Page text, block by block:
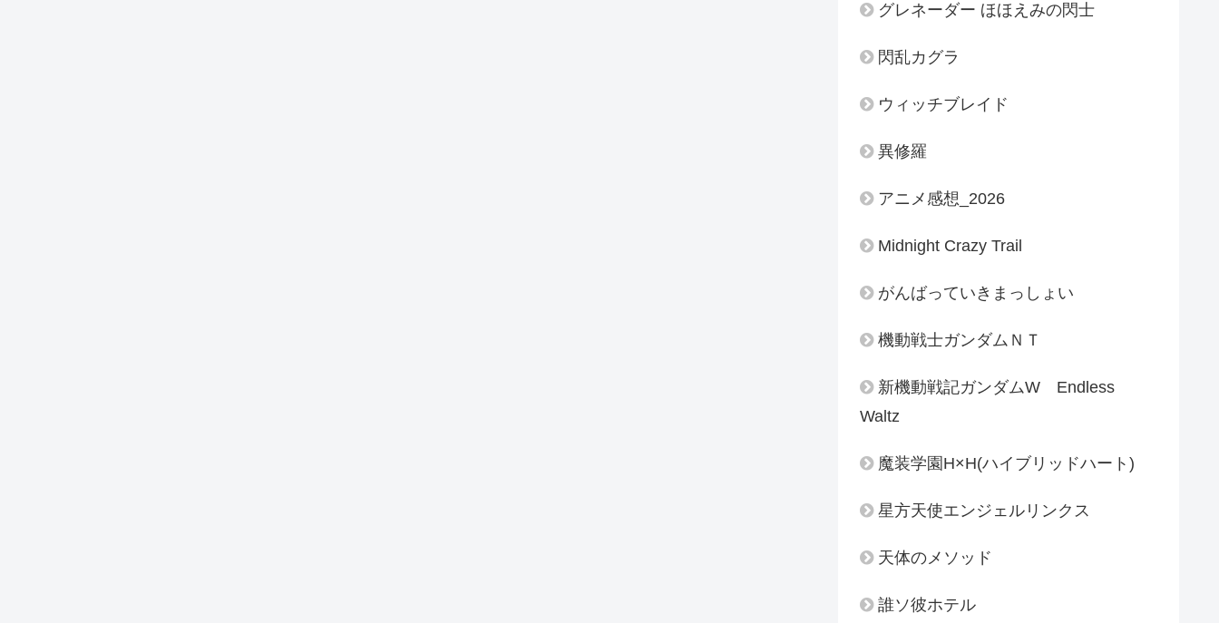
グレネーダー ほほえみの閃士
閃乱カグラ
ウィッチブレイド
異修羅
アニメ感想_2026
Midnight Crazy Trail
がんばっていきまっしょい
機動戦士ガンダムＮＴ
新機動戦記ガンダムW Endless
Waltz
魔装学園H×H(ハイブリッドハート)
星方天使エンジェルリンクス
天体のメソッド
誰ソ彼ホテル